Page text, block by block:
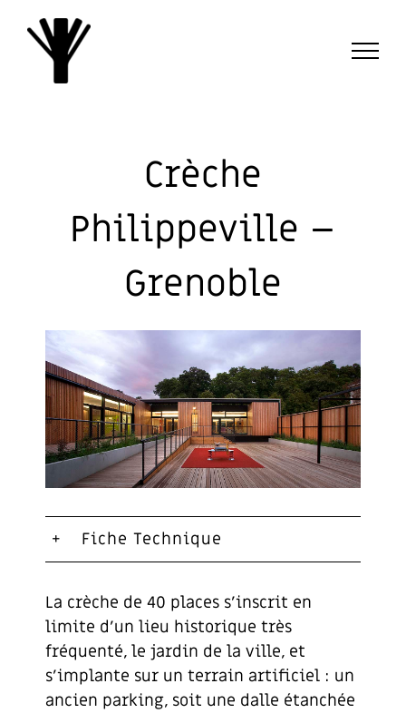
contenu
Crèche
Philippeville –
Grenoble
Fiche Technique
La crèche de 40 places s’inscrit en
limite d’un lieu historique très
fréquenté, le jardin de la ville, et
s’implante sur un terrain artificiel : un
ancien parking, soit une dalle étanchée